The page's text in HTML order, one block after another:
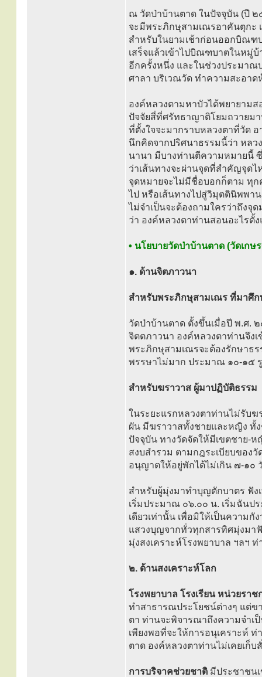
ณ วัดป่าบ้านตาด ในปัจจุบัน (ปี
จะมีพระภิกษุสามเณรอาคันตุกะ
สำหรับในยามเช้าก่อนออกบิณฑ
เสร็จแล้วเข้าไปบิณฑบาตในหมู่
อีกครั้งหนึ่ง และในช่วงประมาณ
ศาลา บริเวณวัด ทำความสะอาด
องค์หลวงตามหาบัวได้พยายามส
ปัจจัยสี่ที่ศรัทธาญาติโยมถวายม
ที่ตั้งใจจะมากราบหลวงตาที่วัด
นึกคิดจากปริศนาธรรมนี้ว่า หลว
นานา มีบางท่านตีความหมายนี้
ว่าเส้นทางจะผ่านจุดที่สำคัญจุดไ
จุดหมายจะไม่มีชื่อบอกก็ตาม ทุก
ไป หรือเส้นทางไปสู่วิมุตตินิพพา
ไม่จำเป็นจะต้องถามใครว่าถึง
ว่า องค์หลวงตาท่านสอนอะไรตั้
• นโยบายวัดป่าบ้านตาด (วัดเกษ
๑. ด้านจิตภาวนา
สำหรับพระภิกษุสามเณร ที่มาศึ
วัดป่าบ้านตาด ตั้งขึ้นเมื่อปี พ.ศ.
จิตตภาวนา องค์หลวงตาท่านจึง
พระภิกษุสามเณรจะต้องรักษาธร
พรรษาไม่มาก ประมาณ ๑๐-๑๕
สำหรับฆราวาส ผู้มาปฏิบัติธรรม
ในระยะแรกหลวงตาท่านไม่รับ
ผัน มีฆราวาสทั้งชายและหญิง ทั้
ปัจจุบัน ทางวัดจัดให้มีเขตชาย-
สงบสำรวม ตามกฎระเบียบของ
อนุญาตให้อยู่พักได้ไม่เกิน ๗-๑๐
สำหรับผู้มุ่งมาทำบุญตักบาตร ฟัง
เริ่มประมาณ ๐๖.๐๐ น. เริ่มฉัน
เดียวเท่านั้น เพื่อมิให้เป็นความ
แสวงบุญจากทั่วทุกสารทิศมุ่งมา
มุ่งสงเคราะห์โรงพยาบาล ฯลฯ
๒. ด้านสงเคราะห์โลก
โรงพยาบาล โรงเรียน หน่วยรา
ทำสาธารณประโยชน์ต่างๆ แต่ข
ตา ท่านจะพิจารณาถึงความจำเ
เพียงพอที่จะให้การอนุเคราะห์
ตาด องค์หลวงตาท่านไม่เคยเก็บ
การบริจาคช่วยชาติ มีประชาชน